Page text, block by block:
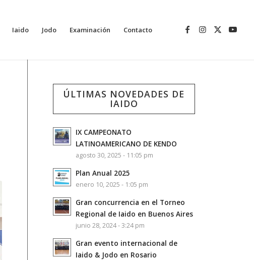
Iaido Jodo Examinación Contacto
ÚLTIMAS NOVEDADES DE
IAIDO
IX CAMPEONATO
LATINOAMERICANO DE KENDO
agosto 30, 2025 - 11:05 pm
Plan Anual 2025
enero 10, 2025 - 1:05 pm
Gran concurrencia en el Torneo
Regional de Iaido en Buenos Aires
junio 28, 2024 - 3:24 pm
Gran evento internacional de
Iaido & Jodo en Rosario